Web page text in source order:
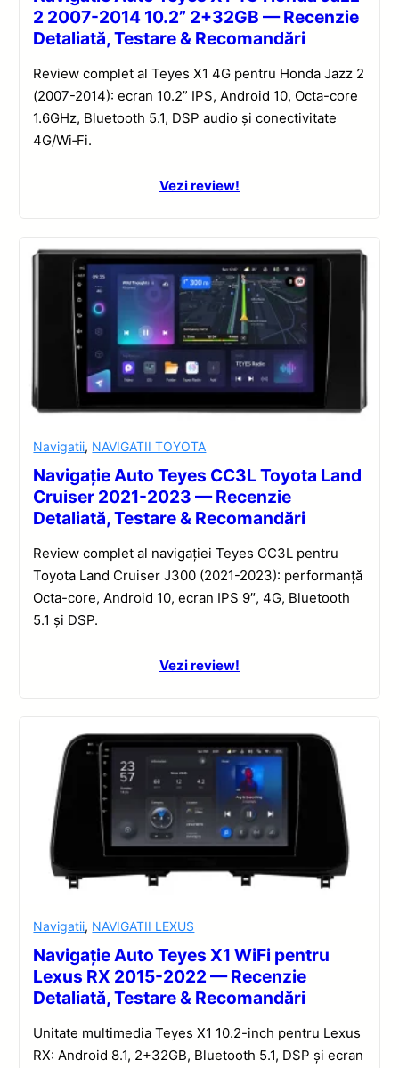
2 2007-2014 10.2” 2+32GB — Recenzie
Detaliată, Testare & Recomandări
Review complet al Teyes X1 4G pentru Honda Jazz 2
(2007-2014): ecran 10.2” IPS, Android 10, Octa-core
1.6GHz, Bluetooth 5.1, DSP audio și conectivitate
4G/Wi‑Fi.
Vezi review!
Navigatii, NAVIGATII TOYOTA
Navigație Auto Teyes CC3L Toyota Land
Cruiser 2021-2023 — Recenzie
Detaliată, Testare & Recomandări
Review complet al navigației Teyes CC3L pentru
Toyota Land Cruiser J300 (2021-2023): performanță
Octa-core, Android 10, ecran IPS 9″, 4G, Bluetooth
5.1 și DSP.
Vezi review!
Navigatii, NAVIGATII LEXUS
Navigație Auto Teyes X1 WiFi pentru
Lexus RX 2015-2022 — Recenzie
Detaliată, Testare & Recomandări
Unitate multimedia Teyes X1 10.2-inch pentru Lexus
RX: Android 8.1, 2+32GB, Bluetooth 5.1, DSP și ecran